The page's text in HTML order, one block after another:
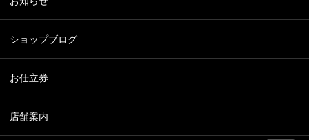
ショップブログ
お仕立券
店舗案内